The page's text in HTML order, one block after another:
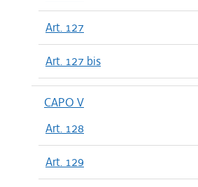
Art. 127
Art. 127 bis
CAPO V
Art. 128
Art. 129